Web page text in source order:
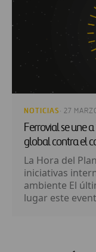
NOTICIAS · 27
Ferrovial se une
global contra el
La Hora del
iniciativas
ambiente El
lugar este